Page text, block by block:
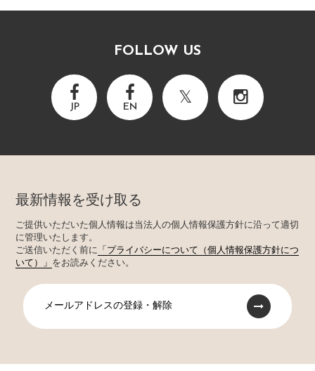
FOLLOW US
JP EN
最新情報を受け取る
ご提供いただいた個人情報は当法人の個人情報保護方針に沿って適切
に管理いたします。
ご送信いただく前に
「プライバシーについて（個人情報保護方針につ
いて）」 をお読みください。
メールアドレスの登録・解除